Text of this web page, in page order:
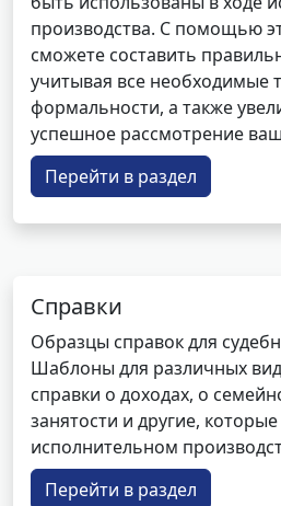
производства. С помощью
сможете составить
учитывая все необходимые
формальности, а также
успешное рассмотрение
Перейти в раздел
Справки
Образцы справок для
Шаблоны для различных
справки о доходах, о
занятости и другие,
исполнительном
Перейти в раздел